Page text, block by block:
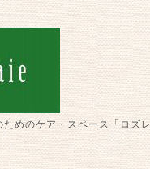
めのケア・スペース「ロズレ